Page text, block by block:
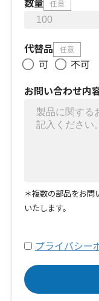
任意
代替品 任意
可
不可
お問い合わせ内
＊複数の部品をお
いたします。
プライバシー